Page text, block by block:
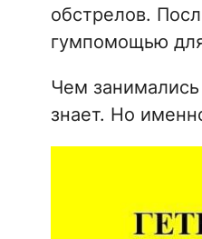
обстрелов.
гумпомощью
Чем
знает. Но